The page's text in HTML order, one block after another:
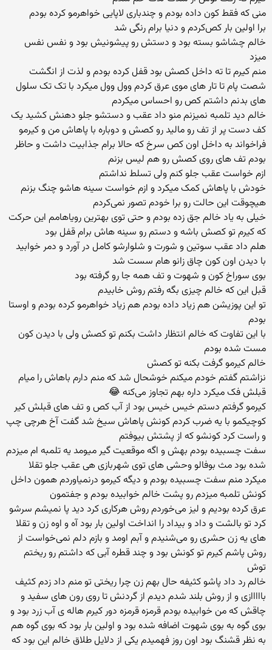
منی که فقط ‌کون داده بودم و چندباری لاپایی خواهرمو کرده بودم
برا اولین بار کص‌کردم و دنیا برام رنگی شد
خالم چشاشو بسته بود و دستش رو پیشونیش بود و نفس نفس
میزد
منم کیرم تا ته داخل کصش بود قفل کرده بودم و لذت از انگشت
شصت پام تا تار های موی عرق کردم وول وول میکرد با تک تک سلول
های بدنم داشتم کص رو احساس میکردم
خالم دید تلمبه نمیزنم منو داد عقب و دستشو جلو دهنش کشید یک
کف دست پر از تف رو مالید رو کصش و دوباره با پاهاش من و کیرمو
فراخواند به داخل اون کص سرخ که حالا برام جذابیت داشت و حاظر
بودم تف های روی کصش رو هم لیس بزنم
ازم خواست عقب جلو کنم ولی تسلط نداشتم
خودش با پاهاش کمک میکرد و ازم خواست سینه هاشو چنگ بزنم
هیچوقت این حالت رو برا خودم تصور نمی‌کردم
خیلی به یاد خالم جق زده بودم و حتی توی بهترین رویاهامم این حرکت
که کیرم تو کصش باشه و دستم رو سینه هاش برام قفل بود
هلم داد عقب سوتین و شورت و شلوارشو کامل در آورد و دمر خوابید
با دیدن اون کون چاق زانو هام سست شد
بوی سوراخ کون و شهوت و تف همه جا رو گرفته بود
قبل این که خالم چیزی بگه رفتم روش خابیدم
تو این پوزیشن هم زیاد داده بودم هم زیاد خواهرمو کرده بودم و اوستا
بودم
با این تفاوت که خالم انتظار داشت بکنم تو کصش ولی با دیدن کون
مست شده بودم
خالم کیرمو گرفت بکنه تو کصش
نزاشتم گفتم خودم میکنم خوشحال شد که منم دارم باهاش را میام
قبلش فک میکرد داره بهم تجاوز می‌کنه 😂
کیرمو گرفتم دستم خیس خیس بود از آب کص و تف های قبلش کیر
کوچیکمو با یه ضرب کردم کونش پاهاش سیخ شد گفت آخ هرچی چپ
و راست کرد کونشو که از پشتش بیوفتم
سفت چسبیده بودم بهش و اگه موقعیت گیر میومد یه تلمبه ام میزدم
شده بود مث بوفالو وحشی های توی شهربازی هی عقب جلو تقلا
میکرد منم سفت چسبیده بودم و دیگه کیرمو درنمیاوردم همون داخل
کونش تلمبه میزدم رو پشت خالم خوابیده بودم و جفتمون
عرق کرده بودیم و لیز می‌خوردم روش هرکاری کرد دید پا نمیشم سرشو
کرد تو بالشت و داد و بیداد را انداخت اولین بار بود آه و اوه زن و تقلا
های یه زن حشری رو می‌شنیدم و آبم اومد و بازم دلم نمی‌خواست از
روش پاشم کیرم تو کونش بود و چند قطره آبی که داشتم رو ریختم
توش
خالم رد داد پاشو کثیفه حال بهم زن چرا ریختی تو منم داد زدم کثیف
بااااازی و از روش بلند شدم دیدم از گردنش تا روی رون های سفید و
چاقش که من خوابیده بودم قرمزه قرمزه دور کیرم هاله ی آب زرد بود و
بوی گوه به بوی شهوت اضافه شده بود و اولین بار بود که بوی گوه هم
به نظر قشنگ بود اون روز فهمیدم یکی از دلایل طلاق خالم این بود که